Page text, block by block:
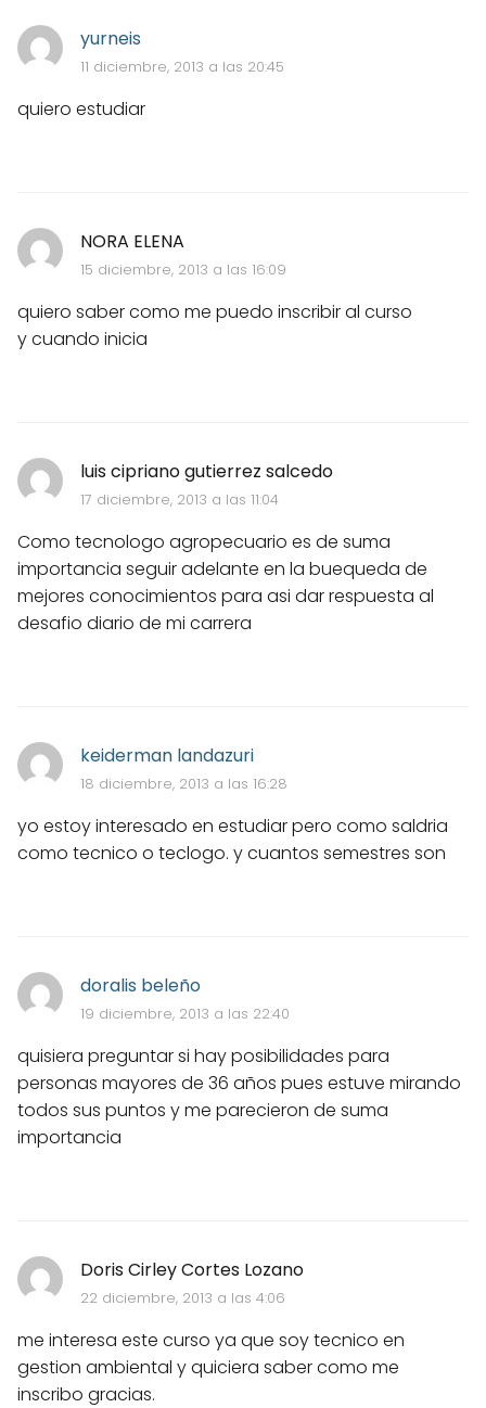
yurneis
11 diciembre, 2013 a las 20:45
quiero estudiar
NORA ELENA
15 diciembre, 2013 a las 16:09
quiero saber como me puedo inscribir al curso
y cuando inicia
luis cipriano gutierrez salcedo
17 diciembre, 2013 a las 11:04
Como tecnologo agropecuario es de suma
importancia seguir adelante en la buequeda de
mejores conocimientos para asi dar respuesta al
desafio diario de mi carrera
keiderman landazuri
18 diciembre, 2013 a las 16:28
yo estoy interesado en estudiar pero como saldria
como tecnico o teclogo. y cuantos semestres son
doralis beleño
19 diciembre, 2013 a las 22:40
quisiera preguntar si hay posibilidades para
personas mayores de 36 años pues estuve mirando
todos sus puntos y me parecieron de suma
importancia
Doris Cirley Cortes Lozano
22 diciembre, 2013 a las 4:06
me interesa este curso ya que soy tecnico en
gestion ambiental y quiciera saber como me
inscribo gracias.